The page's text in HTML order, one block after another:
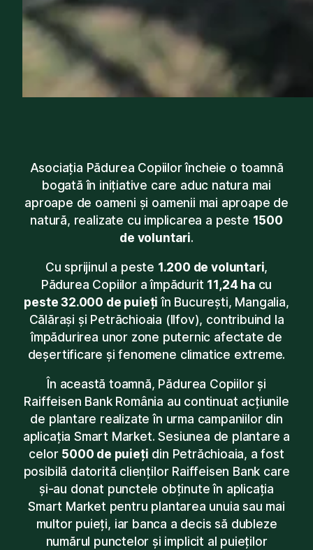
Asociația Pădurea Copiilor încheie o toamnă
bogată în inițiative care aduc natura mai
aproape de oameni și oamenii mai aproape de
natură, realizate cu implicarea a peste 1500
de voluntari.
Cu sprijinul a peste 1.200 de voluntari,
Pădurea Copiilor a împădurit 11,24 ha cu
peste 32.000 de puieți în București, Mangalia,
Călărași și Petrăchioaia (Ilfov), contribuind la
împădurirea unor zone puternic afectate de
deșertificare și fenomene climatice extreme.
În această toamnă, Pădurea Copiilor și
Raiffeisen Bank România au continuat acțiunile
de plantare realizate în urma campaniilor din
aplicația Smart Market. Sesiunea de plantare a
celor 5000 de puieți din Petrăchioaia, a fost
posibilă datorită clienților Raiffeisen Bank care
și-au donat punctele obținute în aplicația
Smart Market pentru plantarea unuia sau mai
multor puieți, iar banca a decis să dubleze
numărul punctelor și implicit al puieților